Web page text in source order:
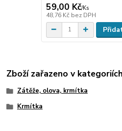
59,00 Kč/Ks
48,76 Kč bez DPH
Zboží zařazeno v kategoriích
Zátěže, olova, krmítka
Krmítka